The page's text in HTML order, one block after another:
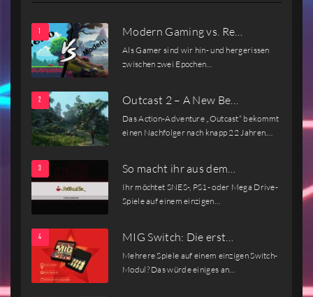
Modern Gaming vs. Re…
Als Gamer sind wir hin- und hergerissen
zwischen zwei Epochen…
Outcast 2 – A New Be…
Das Action-Adventure „Outcast“ bekommt
einen Nachfolger nach knapp 22 Jahren.…
So macht ihr aus dem…
Ihr möchtet SNES-, PS1- oder Mega Drive-
Spiele auf einem einzigen…
MIG Switch: Die erst…
Mehrere Spiele auf einem einzigen Switch-
Modul? Das würde einiges an…